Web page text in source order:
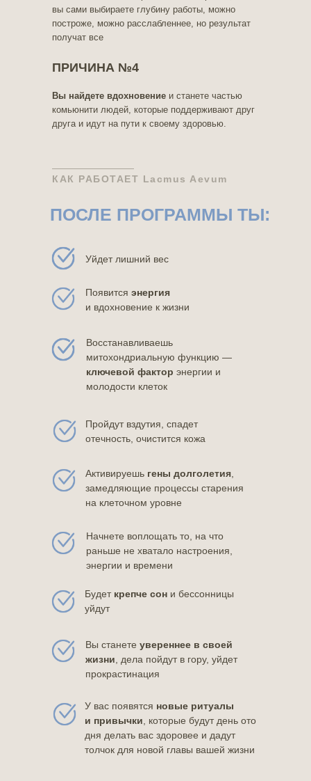
ПРИЧИНА №4
вы сами выбираете глубину работы, можно
построже, можно расслабленнее, но результат
получат все
Вы найдете вдохновение и станете частью
комьюнити людей, которые поддерживают друг
друга и идут на пути к своему здоровью.
ПОСЛЕ ПРОГРАММЫ ТЫ:
КАК РАБОТАЕТ Lacmus Aevum
Уйдет лишний вес
Появится энергия
и вдохновение к жизни
Восстанавливаешь
митохондриальную функцию —
ключевой фактор энергии и
молодости клеток
Пройдут вздутия, спадет
отечность, очистится кожа
Активируешь гены долголетия
замедляющие процессы старения
на клеточном уровне
Начнете воплощать то, на что
раньше не хватало настроения,
энергии и времени
Будет крепче сон и бессонницы
уйдут
Вы станете увереннее в своей
жизни , дела пойдут в гору, уйдет
прокрастинация
У вас появятся новые ритуалы
и привычки , которые будут день ото
дня делать вас здоровее и дадут
толчок для новой главы вашей жизни